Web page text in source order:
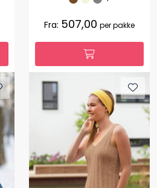
Fra: 507,00 per pakke